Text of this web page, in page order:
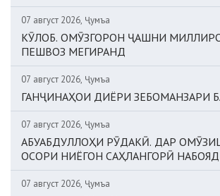
07 август 2026, Ҷумъа
КӮЛОБ. ОМӮЗГОРОН ҶАШНИ
ПЕШВОЗ МЕГИРАНД
07 август 2026, Ҷумъа
ГАНҶИНАҲОИ ДИЁРИ ЗЕБОМАНЗАРИ
07 август 2026, Ҷумъа
АБУАБДУЛЛОҲИ РӮДАКӢ. ДАР
ОСОРИ НИЁГОН САҲЛАНГОРӢ
07 август 2026, Ҷумъа